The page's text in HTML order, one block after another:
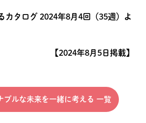
カタログ 2024年8月4回（35週）よ
【2024年8月5日掲載】
ブルな未来を一緒に考える 一覧